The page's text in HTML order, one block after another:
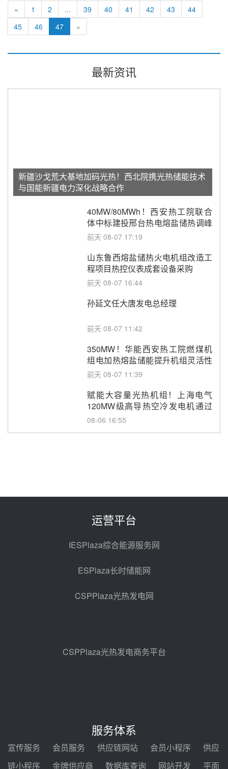
« 1 2 ... 39 40 41 42 43
44
45
46 47 »
最新资讯
新疆沙戈荒大基地加码光热！西北院携光热储能技术
与国能新疆电力深化战略合作
40MW/80MWh！西安热工院联合
体中标建投邢台热电熔盐储热调峰
调频改造EPC项目
前天 08-07 17:19
山东鲁西熔盐储热火电机组改造工
程项目热控仪表成套设备采购
前天 08-07 16:44
孙延文任大唐发电总经理
前天 08-07 11:42
350MW！华能西安热工院燃煤机
组电加热熔盐储能提升机组灵活性
改造项目初步设计第三方评审服务
前天 08-07 11:39
赋能大容量光热机组！上海电气
120MW级高导热空冷发电机通过
型式试验
08-06 16:55
100MW光工程性能试验采购
光热示范电站二列蒸汽发生器设备
亚核阀业中标天山北麓100MW光
热发电工程EPC总承包项目熔盐截
止阀、熔盐三偏心蝶阀采购
08-05 17:15
包项目熔盐介质超声波流量计采购
08-05 17:09
电机组灵活性改造项目三元液态盐
采购合同
迪尔化工预中标华能西安热工院
运营平台
IESPlaza综合能源服务网
ESPlaza长时储能网
CSPPlaza光热发电网
CSPPlaza光热发电商务平台
服务体系
宣传服务 会员服务 供应链网站 会员小程序
供应
链小程序
金牌供应商 数据库查询 网站开发 平面